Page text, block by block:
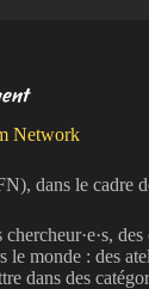
Network
dans le cadre
le monde : des
dans des